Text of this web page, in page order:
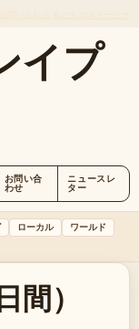
イプ
お問い合
わせ
ニュースレ
ター
ローカル
ワールド
間）